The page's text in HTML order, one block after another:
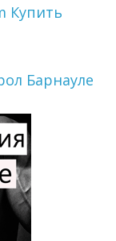
Купить
Барнауле